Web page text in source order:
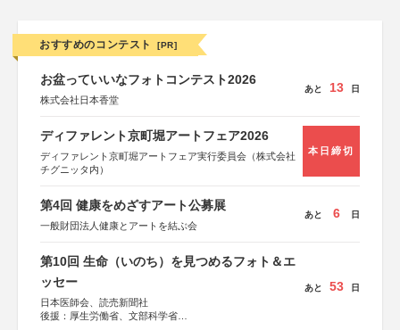
おすすめのコンテスト [PR]
お盆っていいなフォトコンテスト2026
株式会社日本香堂
あと 13 日
ディファレント京町堀アートフェア2026
ディファレント京町堀アートフェア実行委員会（株式会社
チグニッタ内）
本日締切
第4回 健康をめざすアート公募展
一般財団法人健康とアートを結ぶ会
あと 6 日
第10回 生命（いのち）を見つめるフォト＆エ
ッセー
日本医師会、読売新聞社
後援：厚生労働省、文部科学省
あと 53 日